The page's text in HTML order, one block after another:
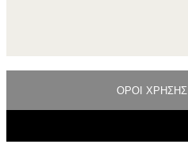
ΟΡΟΙ ΧΡΗΣΗΣ